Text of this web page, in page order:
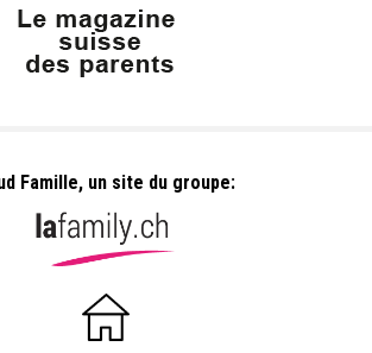
Famille, un site du groupe: